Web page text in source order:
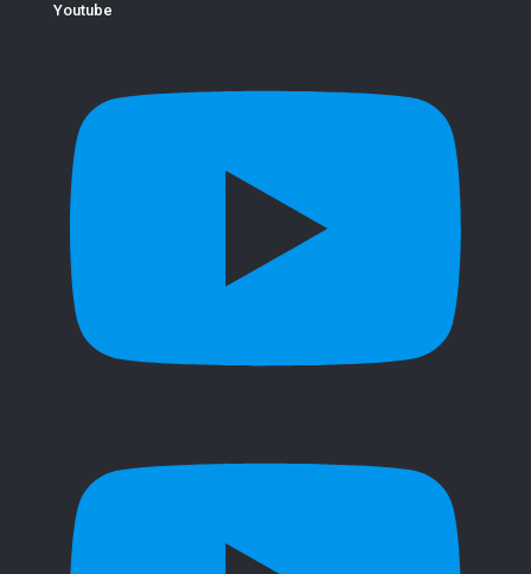
Youtube